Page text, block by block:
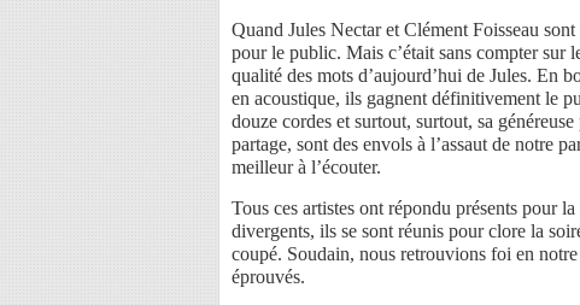
Quand Jules Nectar et Clément Foisseau
pour le public. Mais c’était sans compter sur
qualité des mots d’aujourd’hui de Jules. En
en acoustique, ils gagnent définitivement le
douze cordes et surtout, surtout, sa
partage, sont des envols à l’assaut de notre
meilleur à l’écouter.
Tous ces artistes ont répondu présents pour
divergents, ils se sont réunis pour clore la
coupé. Soudain, nous retrouvions foi en
éprouvés.